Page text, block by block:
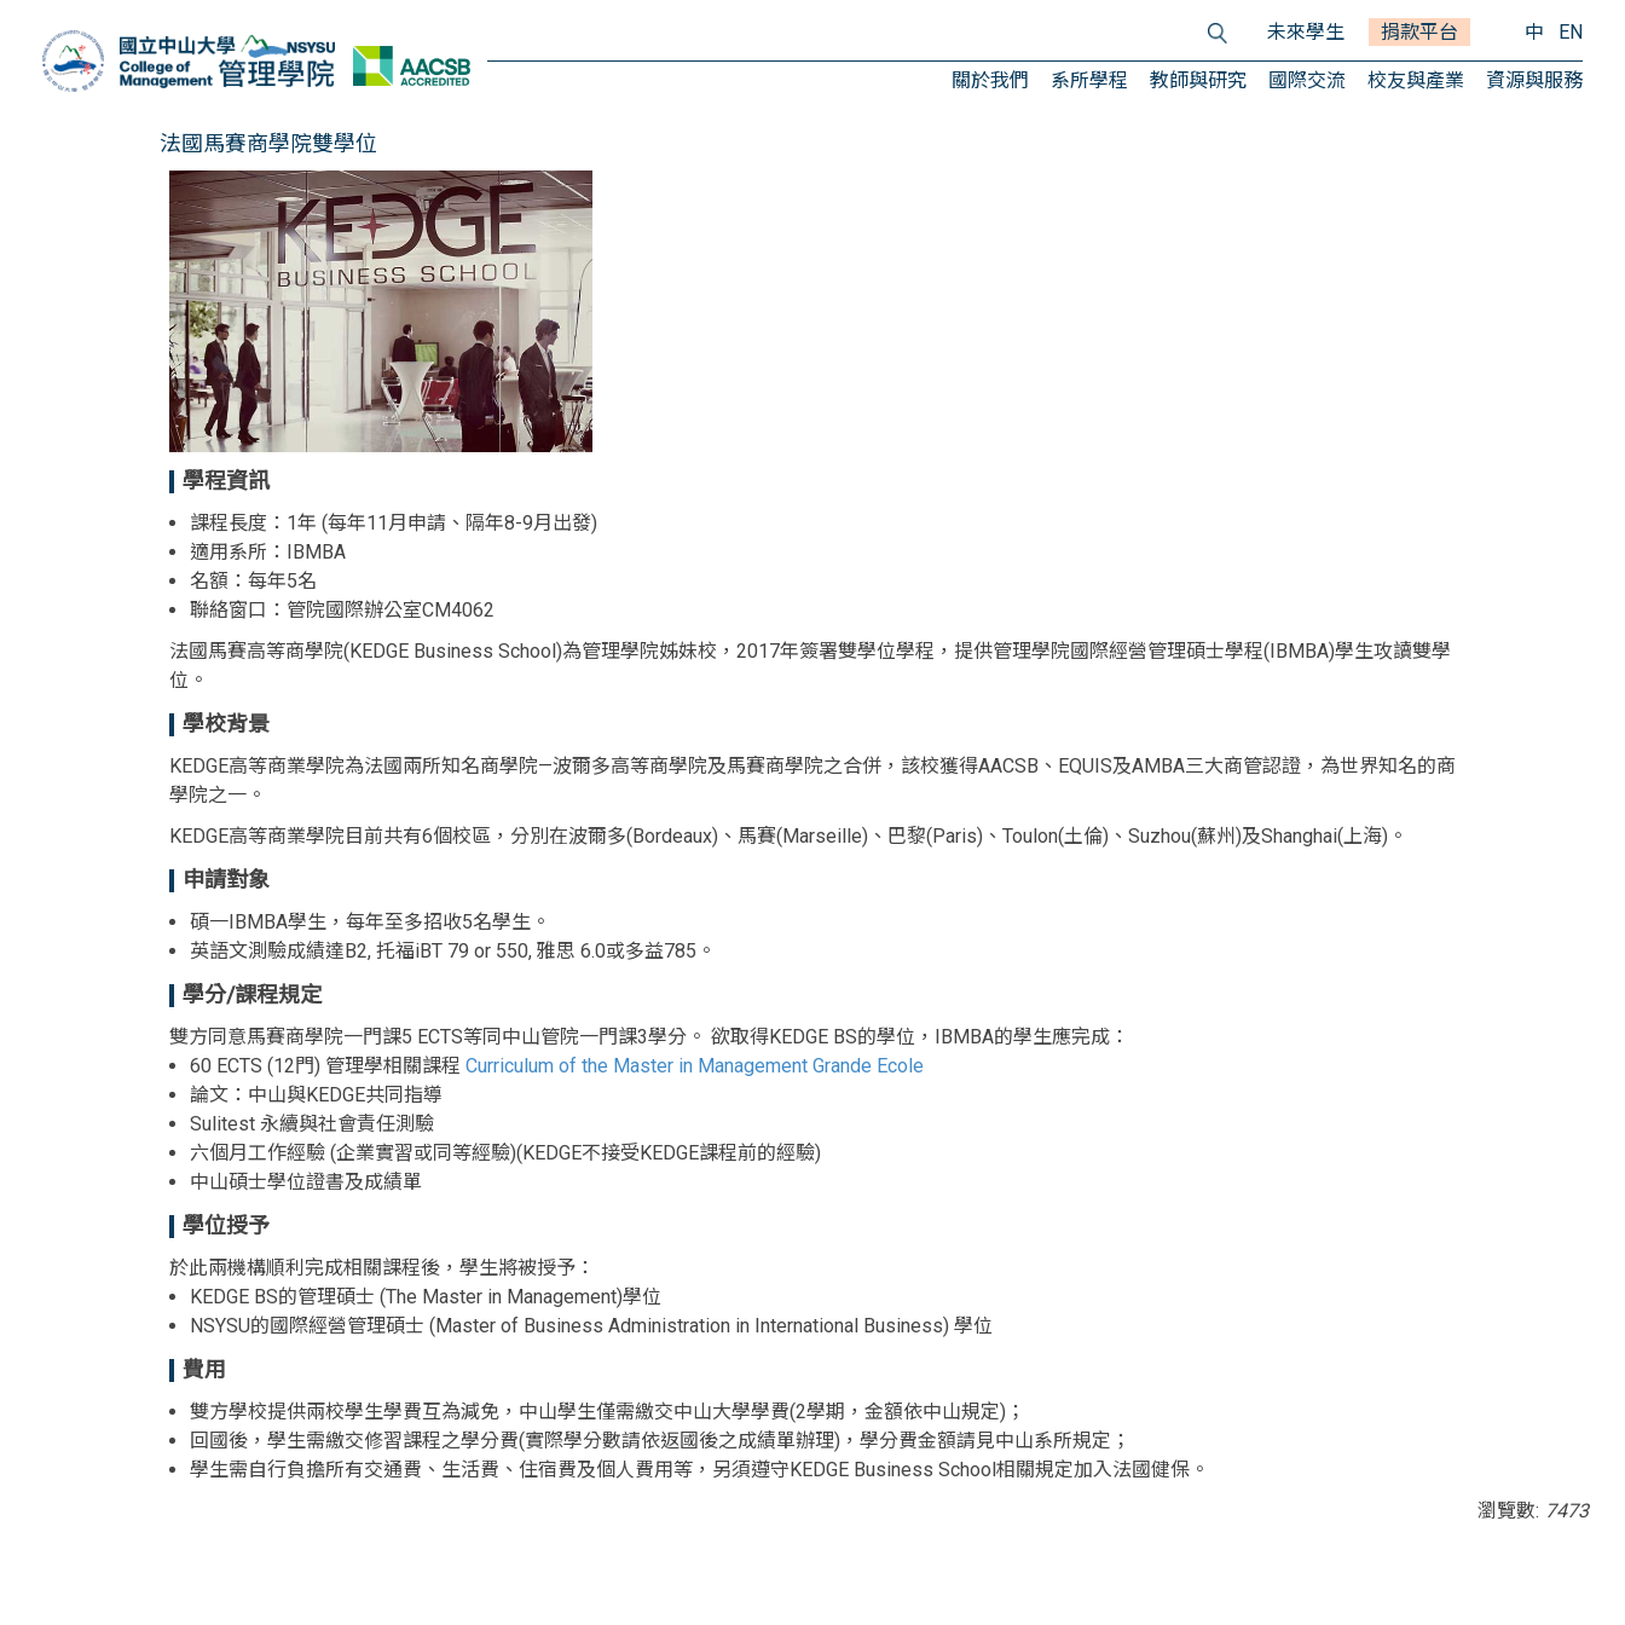
關於我們 系所學程 教師與研究 國際交流 校友與產業 資源與服務
未來學生 捐款平台 中 EN
法國馬賽商學院雙學位
學程資訊
課程長度：1年 (每年11月申請、隔年8-9月出發)
適用系所：IBMBA
名額：每年5名
聯絡窗口：管院國際辦公室CM4062
法國馬賽高等商學院(KEDGE Business School)為管理學院姊妹校，2017年簽署雙學位學程，提供管理學院國際經營管理碩士學程(IBMBA)學生攻讀雙學
位。
學校背景
KEDGE高等商業學院為法國兩所知名商學院—波爾多高等商學院及馬賽商學院之合併，該校獲得AACSB、EQUIS及AMBA三大商管認證，為世界知名的商
學院之一。
KEDGE高等商業學院目前共有6個校區，分別在波爾多(Bordeaux)、馬賽(Marseille)、巴黎(Paris)、Toulon(土倫)、Suzhou(蘇州)及Shanghai(上海)。
申請對象
碩一IBMBA學生，每年至多招收5名學生。
英語文測驗成績達B2, 托福iBT 79 or 550, 雅思 6.0或多益785。
學分/課程規定
雙方同意馬賽商學院一門課5 ECTS等同中山管院一門課3學分。 欲取得KEDGE BS的學位，IBMBA的學生應完成：
60 ECTS (12門) 管理學相關課程 Curriculum of the Master in Management Grande Ecole
論文：中山與KEDGE共同指導
Sulitest 永續與社會責任測驗
六個月工作經驗 (企業實習或同等經驗)(KEDGE不接受KEDGE課程前的經驗)
中山碩士學位證書及成績單
學位授予
於此兩機構順利完成相關課程後，學生將被授予：
KEDGE BS的管理碩士 (The Master in Management)學位
NSYSU的國際經營管理碩士 (Master of Business Administration in International Business) 學位
費用
雙方學校提供兩校學生學費互為減免，中山學生僅需繳交中山大學學費(2學期，金額依中山規定)；
回國後，學生需繳交修習課程之學分費(實際學分數請依返國後之成績單辦理)，學分費金額請見中山系所規定；
學生需自行負擔所有交通費、生活費、住宿費及個人費用等，另須遵守KEDGE Business School相關規定加入法國健保。
瀏覽數: 7473